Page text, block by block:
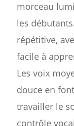
morceau
les
répétitive,
facile à
Les voix
douce en
travailler le
contrôle